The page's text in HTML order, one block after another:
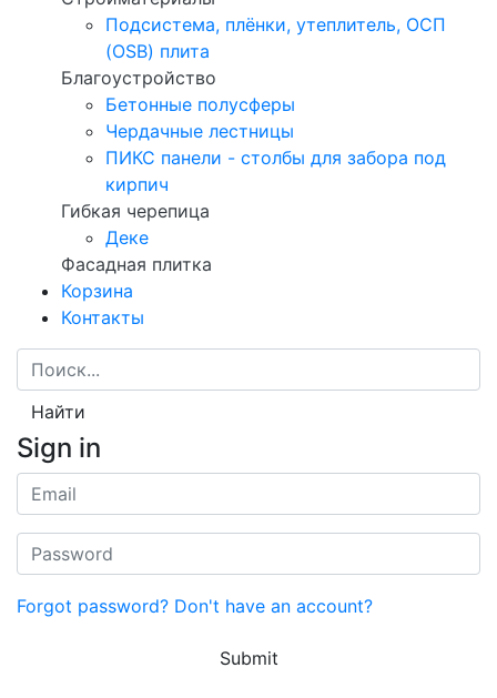
Подсистема, плёнки, утеплитель, ОСП
(OSB) плита
Благоустройство
Бетонные полусферы
Чердачные лестницы
ПИКС панели - столбы для забора под
кирпич
Гибкая черепица
Деке
Фасадная плитка
Корзина
Контакты
Найти
Sign in
Forgot password? Don't have an account?
Submit